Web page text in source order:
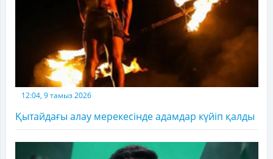
12:04, 9 тамыз 2026
Қытайдағы алау мерекесінде адамдар күйіп қалды